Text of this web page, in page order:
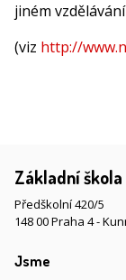
jiném
(viz http://
Základní
Předškolní 420/5
148 00 Praha 4 -
Jsme